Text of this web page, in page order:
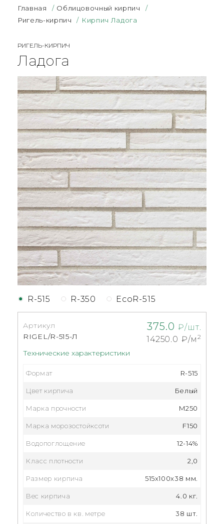
Главная / Облицовочный кирпич
/
Ригель-кирпич
/ Кирпич Ладога
РИГЕЛЬ-КИРПИЧ
Ладога
375.0 ₽/шт.
14250.0 ₽/м2
R-515 R-350 EcoR-515
Технические характеристики
Артикул
RIGEL/R-515-Л
Формат R-515
Цвет кирпича Белый
Марка прочности M250
Марка морозостойксоти F150
Водопоглощение 12-14%
Класс плотности 2,0
Размер кирпича 515x100x38 мм.
Вес кирпича 4.0 кг.
Количество в кв. метре 38 шт.